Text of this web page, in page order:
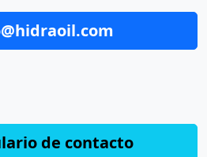
de contacto